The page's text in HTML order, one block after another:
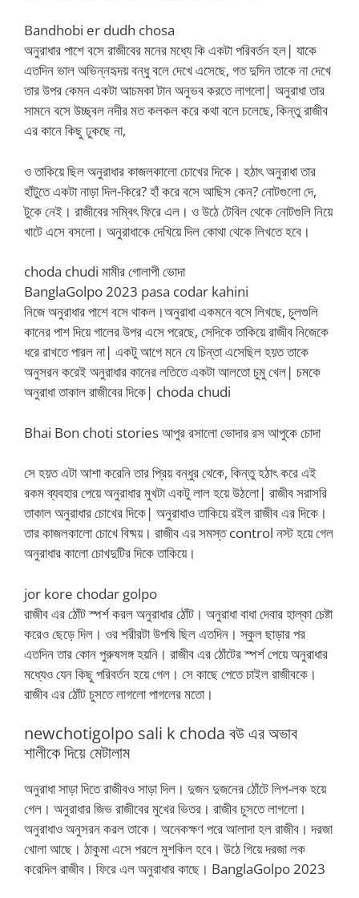
Bandhobi er dudh chosa
অনুরাধার পাশে বসে রাজীবের মনের মধ্যে কি একটা পরিবর্তন হল| যাকে
এতদিন ভাল অভিন্নহৃদয় বন্ধু বলে দেখে এসেছে, গত দুদিন তাকে না দেখে
তার উপর কেমন একটা আচমকা টান অনুভব করতে লাগলো| অনুরাধা তার
সামনে বসে উচ্ছ্বল নদীর মত কলকল করে কথা বলে চলেছে, কিন্তু রাজীব
এর কানে কিছু ঢুকছে না,
ও তাকিয়ে ছিল অনুরাধার কাজলকালো চোখের দিকে। হঠাৎ অনুরাধা তার
হাঁটুতে একটা নাড়া দিল-কিরে? হাঁ করে বসে আছিস কেন? নোটগুলো দে,
টুকে নেই। রাজীবের সম্বিৎ ফিরে এল। ও উঠে টেবিল থেকে নোটগুলি নিয়ে
খাটে এসে বসলো। অনুরাধাকে দেখিয়ে দিল কোথা থেকে লিখতে হবে।
choda chudi মামীর গোলাপী ভোদা
BanglaGolpo 2023 pasa codar kahini
নিজে অনুরাধার পাশে বসে থাকল।অনুরাধা একমনে বসে লিখছে, চুলগুলি
কানের পাশ দিয়ে গালের উপর এসে পরেছে, সেদিকে তাকিয়ে রাজীব নিজেকে
ধরে রাখতে পারল না| একটু আগে মনে যে চিন্তা এসেছিল হয়ত তাকে
অনুসরন করেই অনুরাধার কানের লতিতে একটা আলতো চুমু খেল| চমকে
অনুরাধা তাকাল রাজীবের দিকে| choda chudi
Bhai Bon choti stories আপুর রসালো ভোদার রস আপুকে চোদা
সে হয়ত এটা আশা করেনি তার প্রিয় বন্ধুর থেকে, কিন্তু হঠাৎ করে এই
রকম ব্যবহার পেয়ে অনুরাধার মুখটা একটু লাল হয়ে উঠলো| রাজীব সরাসরি
তাকাল অনুরাধার চোখের দিকে| অনুরাধাও তাকিয়ে রইল রাজীব এর দিকে।
তার কাজলকালো চোখে বিষ্ময়। রাজীব এর সমস্ত control নস্ট হয়ে গেল
অনুরাধার কালো চোখদুটির দিকে তাকিয়ে।
jor kore chodar golpo
রাজীব এর ঠোঁট স্পর্শ করল অনুরাধার ঠোঁট। অনুরাধা বাধা দেবার হাল্কা চেষ্টা
করেও ছেড়ে দিল। ওর শরীরটা উপষি ছিল এতদিন। স্কুল ছাড়ার পর
এতদিন তার কোন পুরুষসঙ্গ হয়নি। রাজীব এর ঠোঁটের স্পর্শ পেয়ে অনুরাধার
মধ্যেও যেন কিছু পরিবর্তন হয়ে গেল। সে কাছে পেতে চাইল রাজীবকে।
রাজীব এর ঠোঁট চুসতে লাগলো পাগলের মতো।
newchotigolpo sali k choda বউ এর অভাব
শালীকে দিয়ে মেটালাম
অনুরাধা সাড়া দিতে রাজীবও সাড়া দিল। দুজন দুজনের ঠোঁটে লিপ-লক হয়ে
গেল। অনুরাধার জিভ রাজীবের মুখের ভিতর। রাজীব চুসতে লাগলো।
অনুরাধাও অনুসরন করল তাকে। অনেকক্ষণ পরে আলাদা হল রাজীব। দরজা
খোলা আছে। ঠাকুমা এসে পরলে মুশকিল হবে। উঠে গিয়ে দরজা লক
করেদিল রাজীব। ফিরে এল অনুরাধার কাছে। BanglaGolpo 2023